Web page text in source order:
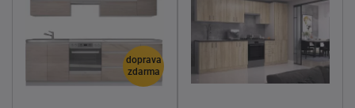
doprava
zdarma